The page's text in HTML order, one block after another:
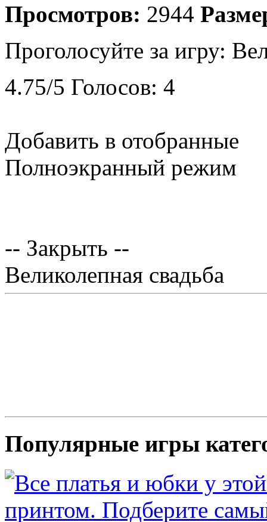
Просмотров: 2944
Проголосуйте за игру:
4.75/5 Голосов: 4
Добавить в отобранные
Полноэкранный режим
-- Закрыть --
Великолепная свадьба
Популярные игры